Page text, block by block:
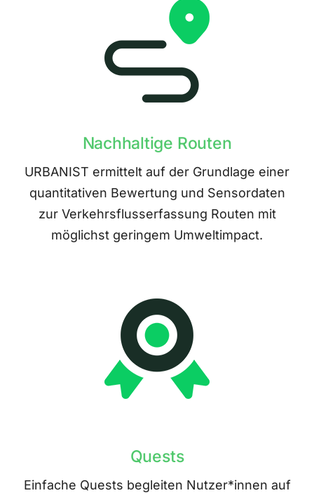
Nachhaltige Routen
URBANIST ermittelt auf der Grundlage einer
quantitativen Bewertung und Sensordaten
zur Verkehrsflusserfassung Routen mit
möglichst geringem Umweltimpact.
Quests
Einfache Quests begleiten Nutzer*innen auf